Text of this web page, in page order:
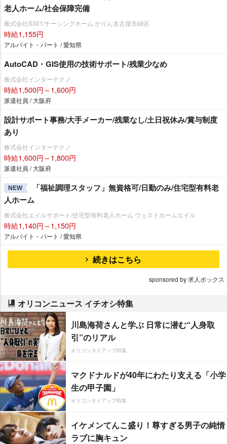
老人ホーム/社会保障完備
株式会社S301/ナーシングホーム かりん名古屋市緑区
時給1,155円
アルバイト・パート / 愛知県
AutoCAD・GIS使用の技術サポート/残業少なめ
株式会社インターテクノ
時給1,500円～1,600円
派遣社員 / 大阪府
設計サポート事務/大手メーカー/残業なし/土日祝休み/賞与制度
あり
株式会社インターテクノ
時給1,600円～1,800円
派遣社員 / 大阪府
NEW
「福祉調理スタッフ」無資格可/日勤のみ/住宅型有料老
人ホーム
株式会社エイルサポート/住宅型有料老人ホーム ウェストホームエイル
時給1,140円～1,150円
アルバイト・パート / 愛知県
続きはこちら
sponsored by 求人ボックス
オリコンニュース イチオシ特集
川島海荷さんと学ぶ 日常に潜む“人身取
引”のリアル
オリコンタイアップ特集
マクドナルドが40年にわたり支える「小学
生の甲子園」
オリコンタイアップ特集
イケメンてんこ盛り！尊すぎる男子の純情
ラブに胸キュン